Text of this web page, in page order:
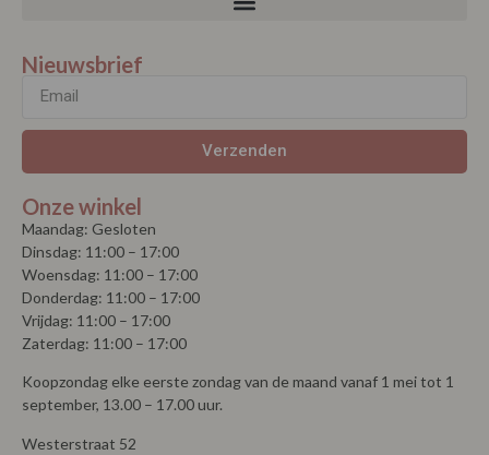
Nieuwsbrief
Verzenden
Onze winkel
Maandag: Gesloten
Dinsdag: 11:00 – 17:00
Woensdag: 11:00 – 17:00
Donderdag: 11:00 – 17:00
Vrijdag: 11:00 – 17:00
Zaterdag: 11:00 – 17:00
Koopzondag elke eerste zondag van de maand vanaf 1 mei tot 1
september, 13.00 – 17.00 uur.
Westerstraat 52